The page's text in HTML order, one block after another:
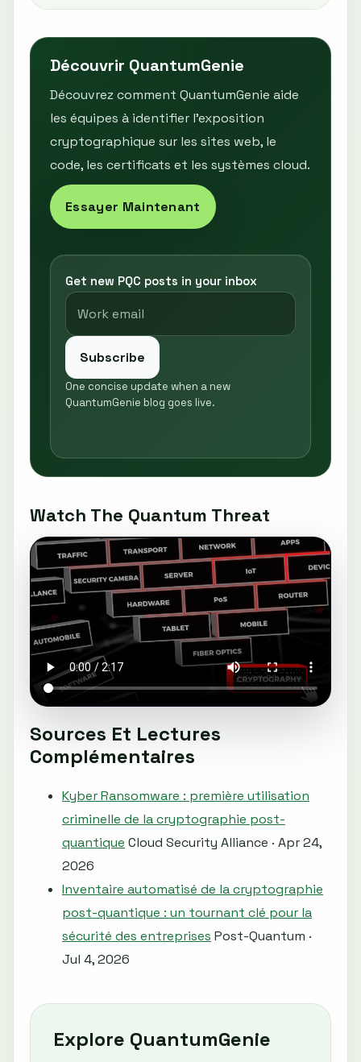
Découvrir QuantumGenie
Découvrez comment QuantumGenie aide
les équipes à identifier l’exposition
cryptographique sur les sites web, le
code, les certificats et les systèmes cloud.
Essayer Maintenant
Get new PQC posts in your inbox
Subscribe
One concise update when a new
QuantumGenie blog goes live.
Watch The Quantum Threat
Sources Et Lectures
Complémentaires
Kyber Ransomware : première utilisation
criminelle de la cryptographie post-
quantique Cloud Security Alliance · Apr 24,
2026
Inventaire automatisé de la cryptographie
post-quantique : un tournant clé pour la
sécurité des entreprises Post-Quantum ·
Jul 4, 2026
Explore QuantumGenie